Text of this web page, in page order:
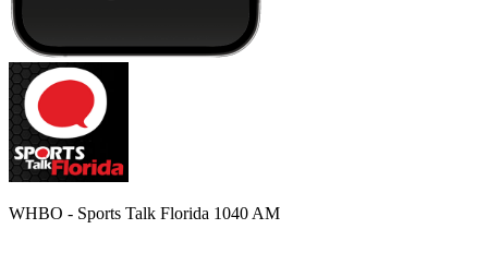
WHBO - Sports Talk Florida 1040 AM